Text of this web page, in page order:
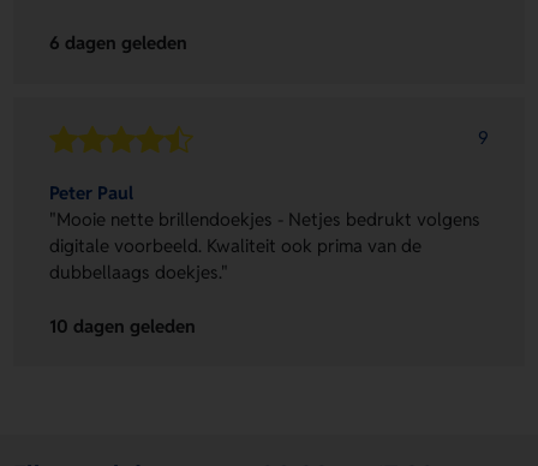
6 dagen geleden
9
Peter Paul
"Mooie nette brillendoekjes - Netjes bedrukt volgens
digitale voorbeeld. Kwaliteit ook prima van de
dubbellaags doekjes."
10 dagen geleden